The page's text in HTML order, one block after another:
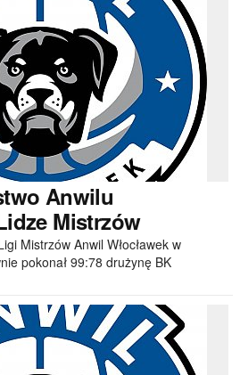
Anwilu
Mistrzów
Mistrzów Anwil Włocławek w
pokonał 99:78 drużynę BK